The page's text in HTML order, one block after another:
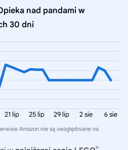
nad pandami w
30 dni
6 sie
2 sie
29 lip
25 lip
21 lip
Amazon nie są uwzględniane na
®